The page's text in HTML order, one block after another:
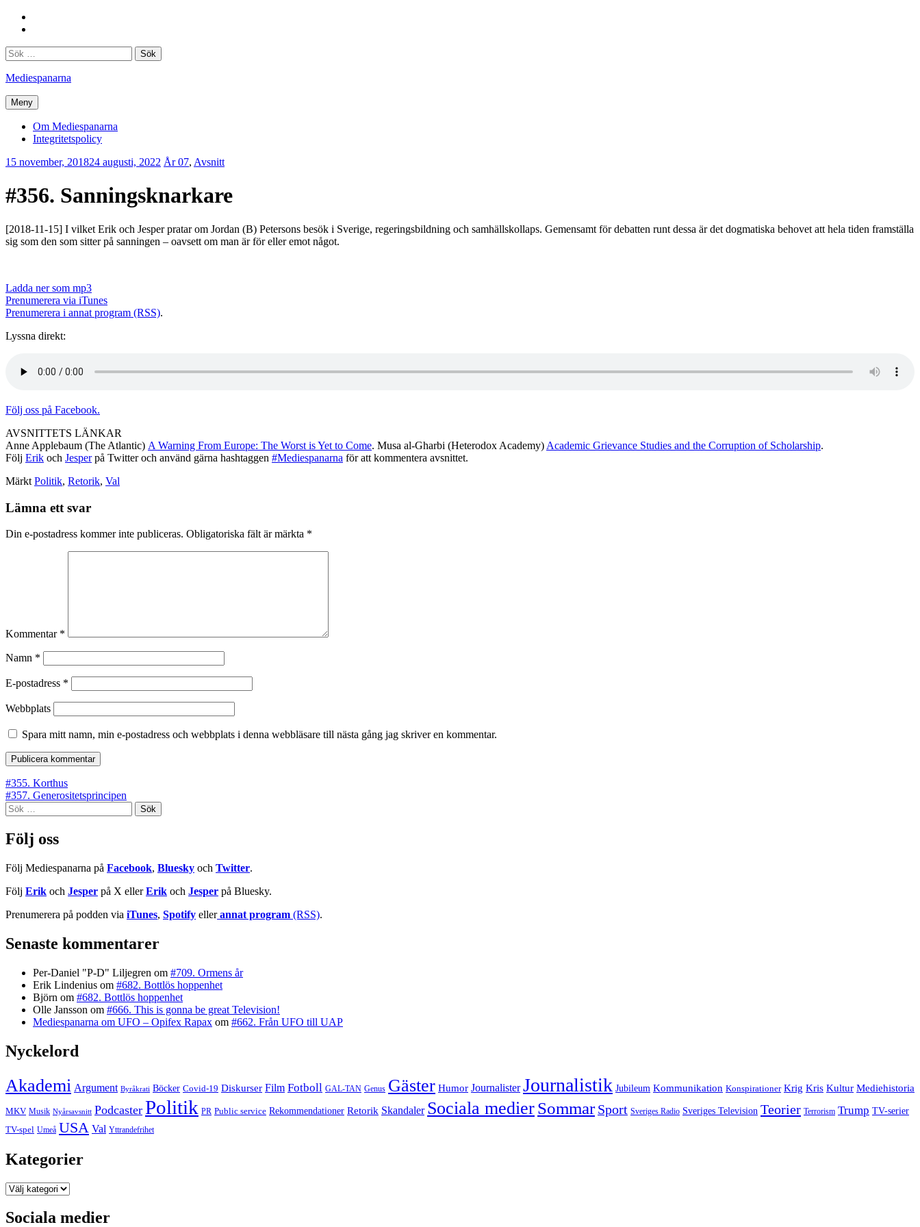
Hoppa
Sök
efter:
Mediespanarna
Meny
Om Mediespanarna
Integritetspolicy
15 november, 201824 augusti, 2022 Erik
År 07, Avsnitt
#356. Sanningsknarkare
[2018-11-15] I vilket Erik och Jesper pratar om Jordan (B) Petersons besök i Sverige, regeringsbildning och samhällskollaps. Gemensamt för debatten runt dessa är det dogmatiska behovet att hela tiden framställa
sig som den som sitter på sanningen – oavsett om man är för eller emot något.
Ladda ner som mp3
Prenumerera via iTunes
Prenumerera i annat program (RSS).
Lyssna direkt:
Följ oss på Facebook.
AVSNITTETS LÄNKAR
Anne Applebaum (The Atlantic) A Warning From Europe: The Worst is Yet to Come. Musa al-Gharbi (Heterodox Academy) Academic Grievance Studies and the Corruption of Scholarship.
Följ Erik och Jesperpå Twitter och använd gärna hashtaggen #Mediespanarna för att kommentera avsnittet.
Märkt Politik, Retorik, Val
Lämna ett svar
Din e-postadress kommer inte publiceras. Obligatoriska fält är märkta *
Kommentar *
Namn *
E-postadress *
Webbplats
Spara mitt namn, min e-postadress och webbplats i denna webbläsare till nästa gång jag skriver en kommentar.
Inläggsnavigering
#355. Korthus
#357. Generositetsprincipen
Sök
efter:
Följ oss
Följ Mediespanarna på Facebook, Bluesky och Twitter.
Följ Erik och Jesper på X ellerErik och Jesper på Bluesky.
Prenumerera på podden via iTunes, Spotify eller annat program (RSS).
Senaste kommentarer
Per-Daniel "P-D" Liljegren om #709. Ormens år
Erik Lindenius om #682. Bottlös hoppenhet
Björn om #682. Bottlös hoppenhet
Olle Jansson om #666. This is gonna be great Television!
Mediespanarna om UFO – Opifex Rapax om #662. Från UFO till UAP
Nyckelord
Akademi Argument Byråkrati Böcker Covid-19 Diskurser Film Fotboll GAL-TAN Genus Gäster Humor Journalister Journalistik Jubileum Kommunikation Konspirationer Krig Kris Kultur Mediehistoria
MKV Musik Nyårsavsnitt Podcaster Politik PR Public service Rekommendationer Retorik Skandaler Sociala medierSommar Sport Sveriges Radio Sveriges Television Teorier Terrorism Trump TV-serier
TV-spel Umeå USA Val Yttrandefrihet
Kategorier
Kategorier
Sociala medier